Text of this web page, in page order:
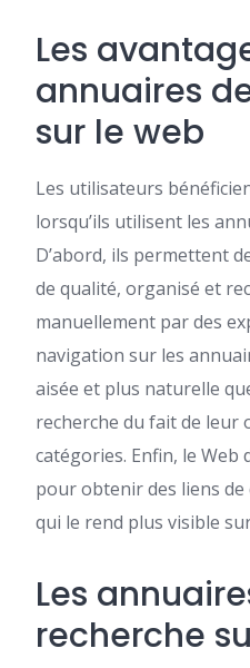
Les
annuaires
sur le web
Les utilisateurs
lorsqu’ils utilisent les
D’abord, ils permettent
de qualité, organisé et
manuellement par des
navigation sur les
aisée et plus naturelle
recherche du fait de leur
catégories. Enfin, le
pour obtenir des liens de
qui le rend plus visible
Les
recherche